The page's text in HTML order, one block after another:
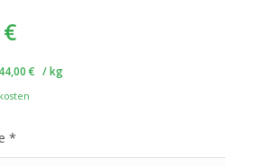
€
44,00 € /kg
*